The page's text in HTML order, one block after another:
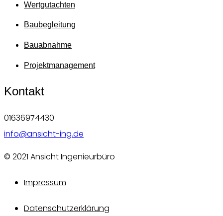
Wertgutachten
Baubegleitung
Bauabnahme
Projektmanagement
Kontakt
01636974430
info@ansicht-ing.de
© 2021 Ansicht Ingenieurbüro
Impressum
Datenschutzerklärung